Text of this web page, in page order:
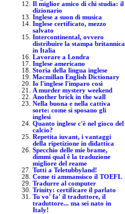
Il miglior amico di chi studia: il
dizionario
Inglese a suon di musica
Inglese certificato, mezzo
salvato
Intercontinental, ovvero
distribuire la stampa britannica
in Italia
Lavorare a Londra
Inglese americano
Storia della lingua inglese
Macmillan English Dictionary
Io l'inglese l'imparo così
A murder mystery weekend
Another brick in the wall
Nella buona e nella cattiva
sorte: come si sposano gli
inglesi
Quanto inglese c'è nel gioco del
calcio?
Repetita iuvant, i vantaggi
della ripetizione in didattica
Specchio delle mie brame,
dimmi qual è la traduzione
migliore del reame
Tutti a Teletubbyland!
Come ti ammansisco il TOEFL
Tradurre al computer
Trinity: certificare il parlato
Tu vo' fa' il traduttore, il
traduttore... ma sei nato in
Italy!